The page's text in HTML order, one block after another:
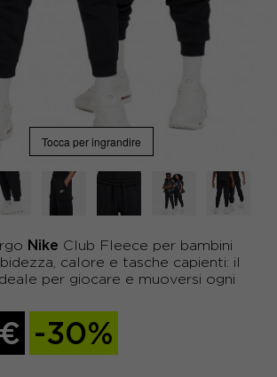
Tocca per ingrandire
Nike Club Fleece per bambini
calore e tasche capienti: il
per giocare e muoversi ogni
-30%